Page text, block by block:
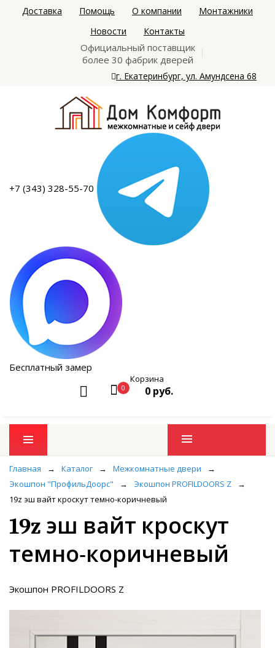
Доставка Помощь О компании
Монтажники
Новости
Контакты
Официальный поставщик
более 30 фабрик дверей
г. Екатеринбург, ул. Амундсена 68
+7 (343) 328-55-70
Бесплатный замер
0
Корзина
0 руб.
Промо товары
Главная → Каталог → Межкомнатные двери
→
Экошпон "ПрофильДоорс"
→ Экошпон PROFILDOORS Z
→
19z эш вайт кроскут темно-коричневый
19z эш вайт кроскут
темно-коричневый
Экошпон PROFILDOORS Z